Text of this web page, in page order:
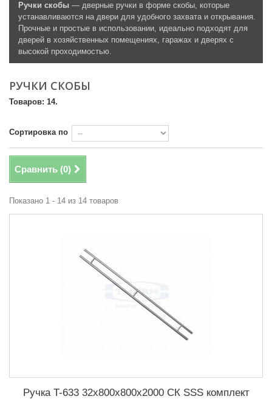
Ручки скобы — дверные ручки в форме скобы, которые
устанавливаются на двери для удобного захвата и открывания.
Прочные и простые в использовании, идеально подходят для
дверей в хозяйственных помещениях, гаражах и дверях с
высокой проходимостью.
РУЧКИ СКОБЫ
Товаров: 14.
Сортировка по
Сравнить (0)
Показано 1 - 14 из 14 товаров
Ручка T-633 32x800x800х2000 СК SSS комплект